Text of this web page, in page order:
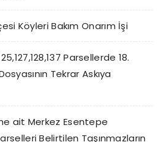
Köyleri Bakım Onarım İşi
Parsellerde 18.
Tekrar Askıya
ait Merkez Esentepe
Belirtilen Taşınmazların